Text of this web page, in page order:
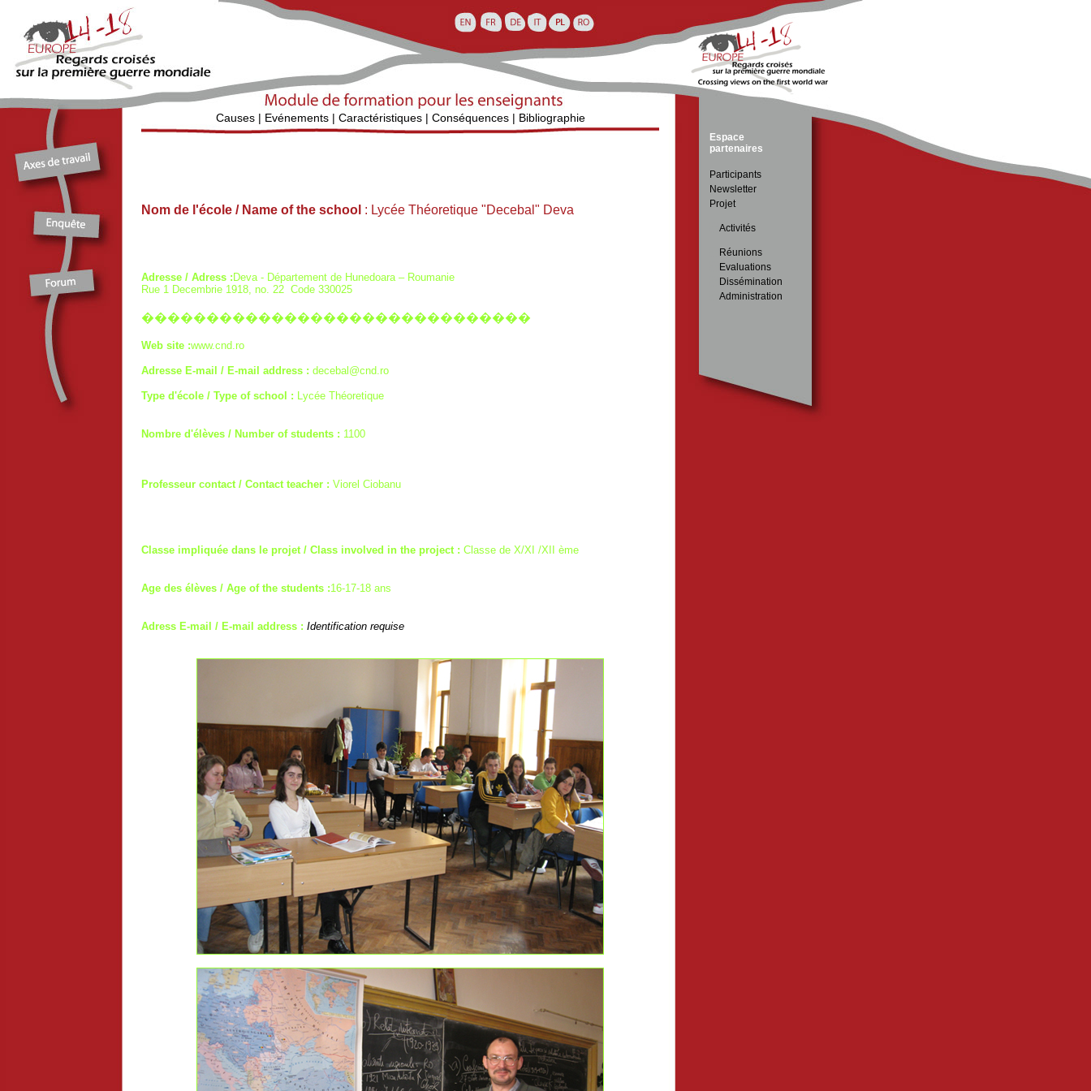
Causes| Evénements| Caractéristiques| Conséquences| Bibliographie
Espace
partenaires
Participants
Newsletter
Projet
Activités
Réunions
Evaluations
Dissémination
Administration
Nom de l'école / Name of the school : Lycée Théoretique "Decebal" Deva
Adresse / Adress : Deva - Département de Hunedoara – Roumanie
Rue 1 Decembrie 1918, no. 22 Code 330025
������������������������������
Web site :www.cnd.ro
Adresse E-mail / E-mail address : decebal@cnd.ro
Type d'école / Type of school : Lycée Théoretique
Nombre d'élèves / Number of students : 1100
Professeur contact / Contact teacher : Viorel Ciobanu
Classe impliquée dans le projet / Class involved in the project : Classe de X/XI /XII ème
Age des élèves / Age of the students :16-17-18 ans
Adress E-mail / E-mail address : Identification requise